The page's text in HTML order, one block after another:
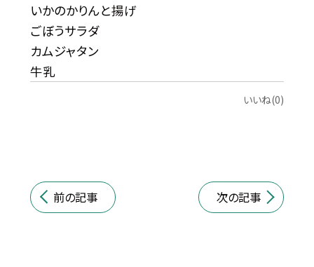
いかのかりんと揚げ
ごぼうサラダ
カムジャタン
牛乳
いいね(0)
前の記事 次の記事